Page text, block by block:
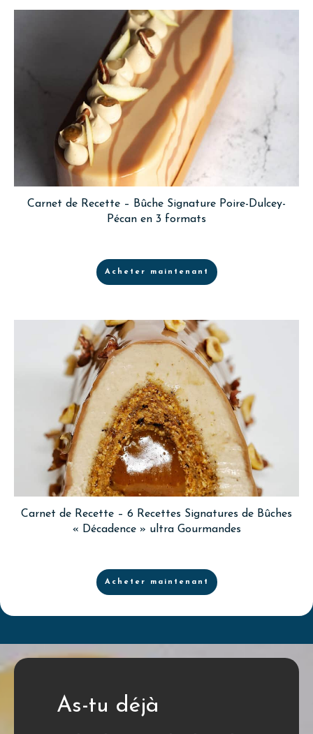
Carnet de Recette – Bûche Signature Poire-Dulcey-
Pécan en 3 formats
Acheter maintenant
Carnet de Recette – 6 Recettes Signatures de Bûches
« Décadence » ultra Gourmandes
Acheter maintenant
As-tu déjà